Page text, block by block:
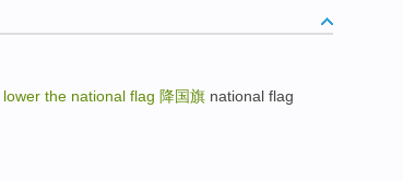
lower the national flag 降国旗 national flag